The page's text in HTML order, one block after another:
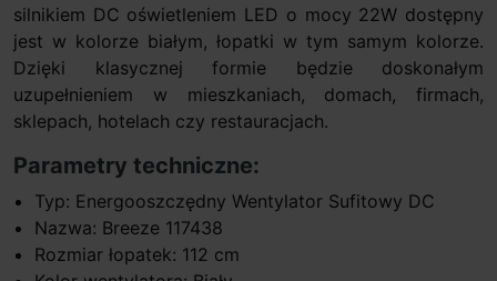
silnikiem DC oświetleniem LED o mocy 22W dostępny
jest w kolorze białym, łopatki w tym samym kolorze.
Dzięki klasycznej formie będzie doskonałym
uzupełnieniem w mieszkaniach, domach, firmach,
sklepach, hotelach czy restauracjach.
Parametry techniczne:
Typ: Energooszczędny Wentylator Sufitowy DC
Nazwa: Breeze 117438
Rozmiar łopatek: 112 cm